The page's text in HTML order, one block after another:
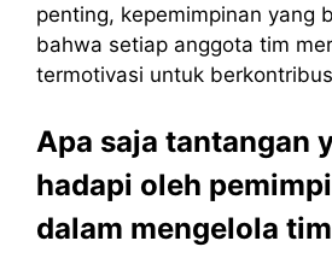
penting, kepemimpinan yang
bahwa setiap anggota tim
termotivasi untuk
Apa saja tantangan
hadapi oleh
dalam mengelola